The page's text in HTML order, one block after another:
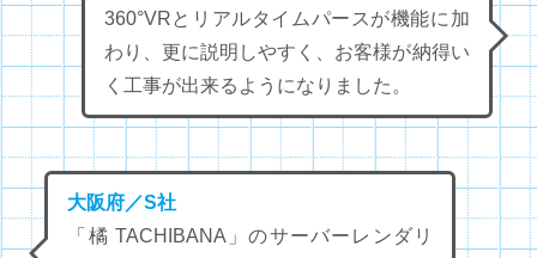
360°VRとリアルタイムパースが機能に加
わり、更に説明しやすく、お客様が納得い
く工事が出来るようになりました。
大阪府／S社
「橘 TACHIBANA」のサーバーレンダリ